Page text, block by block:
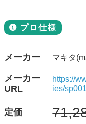
プロ仕様
メーカー マキタ
メーカー
URL
https://
ies/
定価